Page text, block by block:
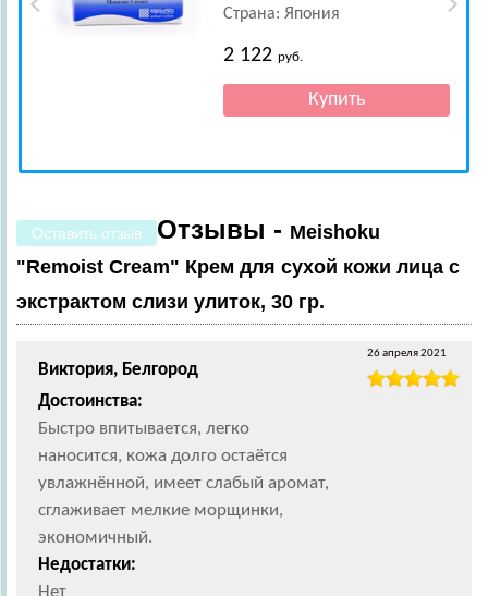
Страна: Япония
2 122руб.
Оставить отзыв Отзывы - Meishoku
"Remoist Cream" Крем для сухой кожи лица с
экстрактом слизи улиток, 30 гр.
Виктория, Белгород
Достоинства:
Быстро впитывается, легко
наносится, кожа долго остаётся
увлажнённой, имеет слабый аромат,
сглаживает мелкие морщинки,
экономичный.
Недостатки:
Нет
26 апреля 2021